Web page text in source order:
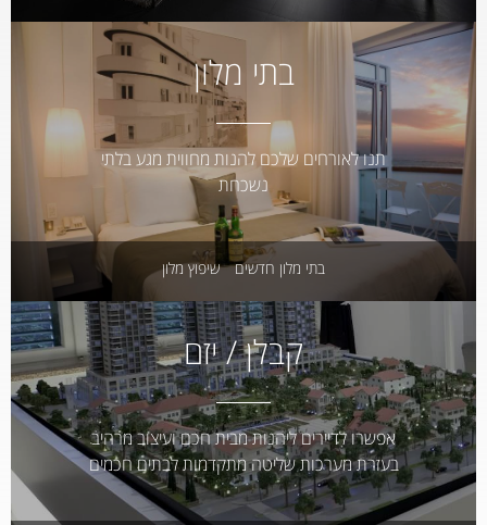
בתי מלון
תנו לאורחים שלכם להנות מחווית מגע בלתי
נשכחת
בתי מלון חדשים שיפוץ מלון
קבלן / יזם
אפשרו לדיירים ליהנות מבית חכם ועיצוב מרהיב
בעזרת מערכות שליטה מתקדמות לבתים חכמים